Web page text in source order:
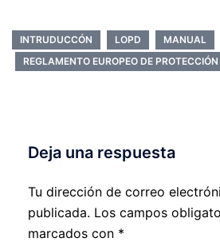
INTRUDUCCÓN LOPD
MANUAL
REGLAMENTO EUROPEO DE
Deja una respuesta
Tu dirección de correo
publicada. Los campos
marcados con *